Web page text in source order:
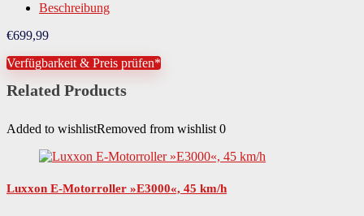
Beschreibung
€699,99
Verfügbarkeit & Preis prüfen*
Related Products
Added to wishlistRemoved from wishlist 0
Luxxon E-Motorroller »E3000«, 45 km/h